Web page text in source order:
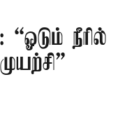
நீரில்
–